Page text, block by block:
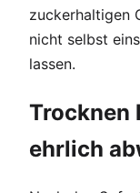
zuckerhaltigen
nicht selbst
lassen.
Trocknen
ehrlich